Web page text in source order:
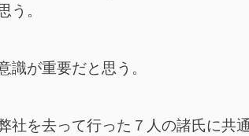
う。
識が重要だと思う。
社を去って行った７人の諸氏に共